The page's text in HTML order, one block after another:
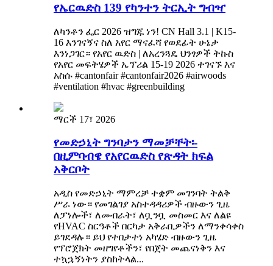
የኤርዉድስ 139 የካንተን ትርኢት ግብዣ
ለካንቶን ፌር 2026 ዝግጁ ነን! CN Hall 3.1 | K15-
16 እንገናኝና ስለ አየር ማናፈሻ የወደፊት ሁኔታ
እንነጋገር። የአየር ዉድስ | ለአረንጓዴ ህንፃዎች ትኩስ
የአየር መፍትሄዎች ኤፕሪል 15-19 2026 ተገናኙ እና
አስሱ #cantonfair #cantonfair2026 #airwoods
#ventilation #hvac #greenbuilding
ማርች 17፣ 2026
የመድኃኒት ግንባታን ማመቻቸት፡-
በዚምባብዌ የአየርዉድስ የጽዳት ክፍል
አቅርቦት
አዲስ የመድኃኒት ማምረቻ ተቋም መገንባት ትልቅ
ሥራ ነው። የመገልገያ አስተዳዳሪዎች ብዙውን ጊዜ
ለፓነሎች፣ ለመብራት፣ ለቧንቧ መስመር እና ለልዩ
የHVAC ስርዓቶች በርካታ አቅራቢዎችን ለማንቀሳቀስ
ይገደዳሉ። ይህ የተበታተነ አካሄድ ብዙውን ጊዜ
የፕሮጀክት መዘግየቶችን፣ የበጀት መጨናነቅን እና
ተኳኋኝነትን ያስከትላል...